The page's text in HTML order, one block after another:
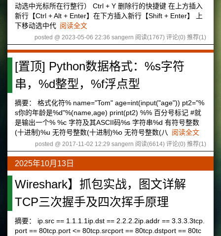
动选中光标所在行整行） Ctrl + Y 删除行的快捷键 在上方插入
新行【Ctrl + Alt + Enter】在下方插入新行【Shift + Enter】 上
下移动选中代 阅读全文
posted @ 2023-05-06 22:36 sangern 阅读(1767) 评论(0) 推荐(1)
[置顶] Python数据格式：%s字符
串，%d整型，%f浮点型
摘要： 格式化符% name="Tom" age=int(input("age")) pt2="%
s你的年龄是%d"%(name,age) print(pt2) %% 百分号标记 #就
是输出一个% %c 字符及其ASCII码%s 字符串%d 有符号整数
(十进制)%u 无符号整数(十进制)%o 无符号整数(八
阅读全文
posted @ 2017-11-02 12:29 sangern 阅读(6614) 评论(0) 推荐(1)
2025年10月13日
Wireshark】抓包实战，图文详解
TCP三次握手及四次挥手原理
摘要： ip.src == 1.1.1.1ip.dst == 2.2.2.2ip.addr == 3.3.3.3tcp.
port == 80tcp.port <= 80tcp.srcport == 80tcp.dstport == 80tc